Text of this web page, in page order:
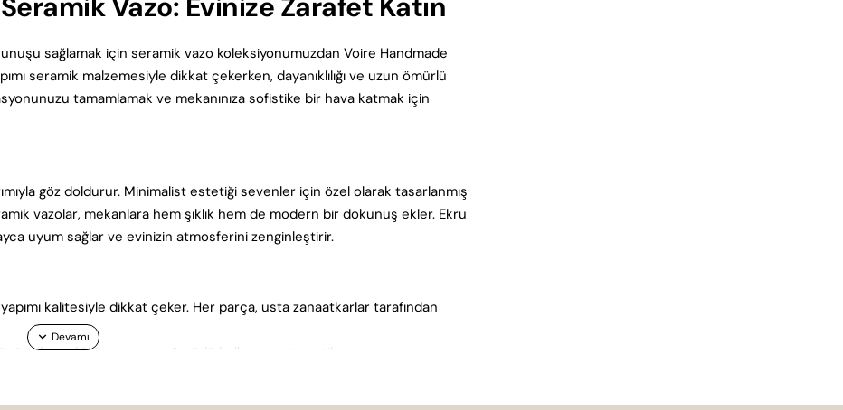
sağlamak için seramik vazo koleksiyonumuzdan Voire Handmade
seramik malzemesiyle dikkat çekerken, dayanıklılığı ve uzun ömürlü
tamamlamak ve mekanınıza sofistike bir hava katmak için
göz doldurur. Minimalist estetiği sevenler için özel olarak tasarlanmış
vazolar, mekanlara hem şıklık hem de modern bir dokunuş ekler. Ekru
uyum sağlar ve evinizin atmosferini zenginleştirir.
kalitesiyle dikkat çeker. Her parça, usta zanaatkarlar tarafından
dayanıklılığını ve uzun ömürlü kullanımını garantiler.